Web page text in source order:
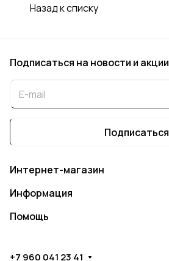
Назад к списку
Подписаться на новости и акции
Подписаться
Интернет-магазин
Информация
Помощь
+7 960 041 23 41